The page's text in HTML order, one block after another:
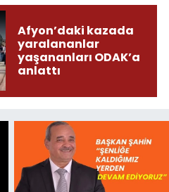
Afyon’daki kazada
yaralananlar
yaşananları ODAK’a
anlattı